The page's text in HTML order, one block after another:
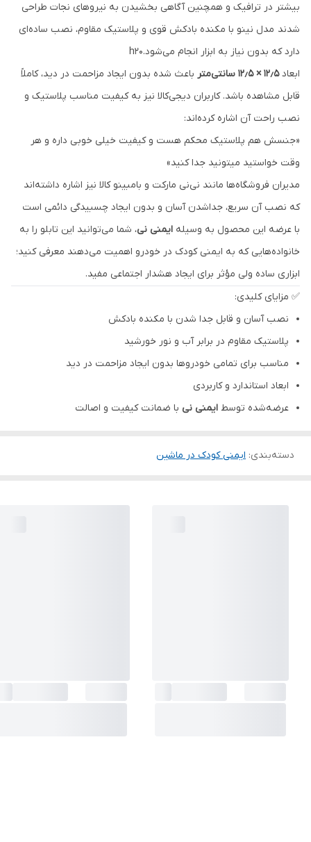
بیشتر در ترافیک و همچنین آگاهی بخشیدن به نیروهای نجات طراحی
شدند مدل نینو با مکنده بادکش قوی و پلاستیک مقاوم، نصب ساده‌ای
دارد که بدون نیاز به ابزار انجام می‌شود.h20
ابعاد۱۲٫۵ × ۱۲٫۵ سانتی‌متر
باعث شده بدون ایجاد مزاحمت در دید، کاملاً
قابل مشاهده باشد. کاربران دیجی‌کالا نیز به کیفیت مناسب پلاستیک و
نصب راحت آن اشاره کرده‌اند:
«جنسش هم پلاستیک محکم هست و کیفیت خیلی خوبی داره و هر
وقت خواستید میتونید جدا کنید»
مدیران فروشگاه‌ها مانند نی‌نی مارکت و بامبینو کالا نیز اشاره داشته‌اند
که نصب آن سریع، جداشدن آسان و بدون ایجاد چسبیدگی دائمی است
با عرضه این محصول به وسیله ایمنی نی، شما می‌توانید این تابلو را به
خانواده‌هایی که به ایمنی کودک در خودرو اهمیت می‌دهند معرفی کنید؛
ابزاری ساده ولی مؤثر برای ایجاد هشدار اجتماعی مفید.
✅ مزایای کلیدی:
نصب آسان و قابل جدا شدن با مکنده بادکش
پلاستیک مقاوم در برابر آب و نور خورشید
مناسب برای تمامی خودروها بدون ایجاد مزاحمت در دید
ابعاد استاندارد و کاربردی
عرضه‌شده توسط ایمنی نی با ضمانت کیفیت و اصالت
دسته‌بندی: ایمنی کودک در ماشین